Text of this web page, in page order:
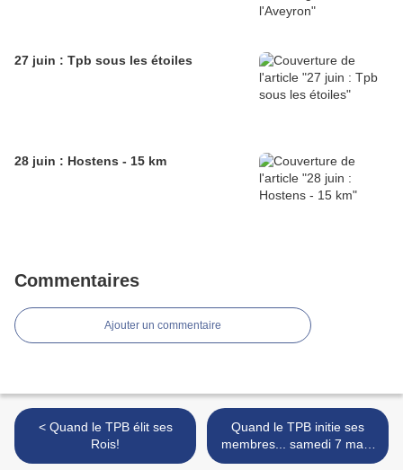
27 juin : Tpb sous les étoiles
28 juin : Hostens - 15 km
Commentaires
Ajouter un commentaire
< Quand le TPB élit ses
Rois!
Quand le TPB initie ses
membres... samedi 7 mars
2015 >